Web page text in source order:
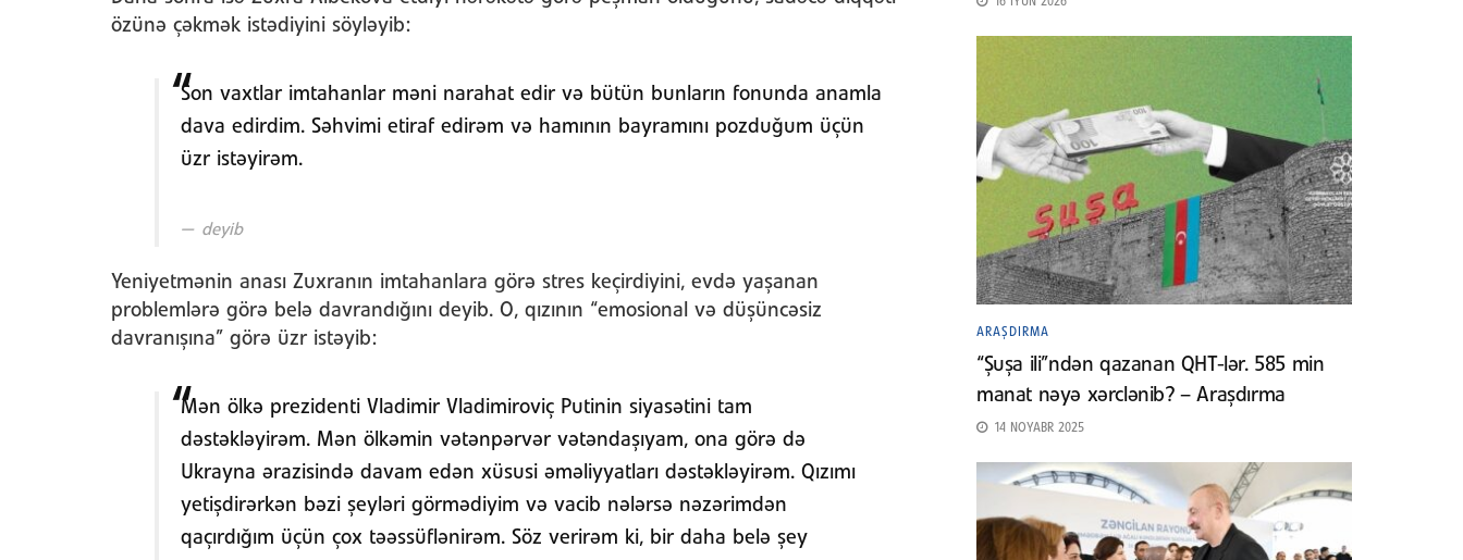
özünə çəkmək istədiyini söyləyib:
Son vaxtlar imtahanlar məni narahat edir və bütün bunların fonunda anamla
dava edirdim. Səhvimi etiraf edirəm və hamının bayramını pozduğum üçün
üzr istəyirəm.
deyib
Yeniyetmənin anası Zuxranın imtahanlara görə stres keçirdiyini, evdə yaşanan
problemlərə görə belə davrandığını deyib. O, qızının “emosional və düşüncəsiz
davranışına” görə üzr istəyib:
Mən ölkə prezidenti Vladimir Vladimiroviç Putinin siyasətini tam
dəstəkləyirəm. Mən ölkəmin vətənpərvər vətəndaşıyam, ona görə də
Ukrayna ərazisində davam edən xüsusi əməliyyatları dəstəkləyirəm. Qızımı
yetişdirərkən bəzi şeyləri görmədiyim və vacib nələrsə nəzərimdən
qaçırdığım üçün çox təəssüflənirəm. Söz verirəm ki, bir daha belə şey
16 İYUN 2026
ARAŞDIRMA
“Şuşa ili”ndən qazanan QHT-lər. 585 min
manat nəyə xərclənib? – Araşdırma
14 NOYABR 2025